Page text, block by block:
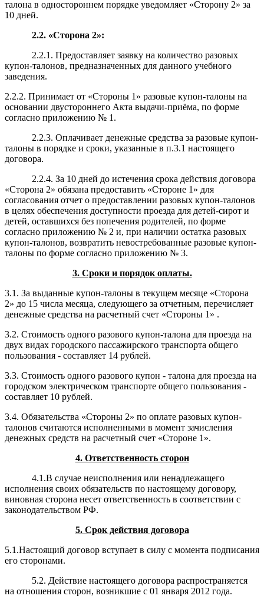
талона в одностороннем порядке уведомляет «Сторону 2» за
10 дней.
2.2. «Сторона 2»:
2.2.1.Предоставляет заявку на количество разовых
купон-талонов, предназначенных для данного учебного
заведения.
2.2.2. Принимает от «Стороны 1» разовые купон-талоны на
основании двустороннего Акта выдачи-приёма, по форме
согласно приложению № 1.
2.2.3. Оплачивает денежные средства за разовые купон-
талоны в порядке и сроки, указанные в п.3.1 настоящего
договора.
2.2.4. За 10 дней до истечения срока действия договора
«Сторона 2» обязана предоставить «Стороне 1» для
согласования отчет о предоставлении разовых купон-талонов
в целях обеспечения доступности проезда для детей-сирот и
детей, оставшихся без попечения родителей, по форме
согласно приложению № 2 и, при наличии остатка разовых
купон-талонов, возвратить невостребованные разовые купон-
талоны по форме согласно приложению № 3.
3. Сроки и порядок оплаты.
3.1. За выданные купон-талоны в текущем месяце «Сторона
2» до 15 числа месяца, следующего за отчетным, перечисляет
денежные средства на расчетный счет «Стороны 1» .
3.2. Стоимость одного разового купон-талона для проезда на
двух видах городского пассажирского транспорта общего
пользования - составляет 14 рублей.
3.3. Стоимость одного разового купон - талона для проезда на
городском электрическом транспорте общего пользования -
составляет 10 рублей.
3.4. Обязательства «Стороны 2» по оплате разовых купон-
талонов считаются исполненными в момент зачисления
денежных средств на расчетный счет «Стороне 1».
4. Ответственность сторон
4.1.В случае неисполнения или ненадлежащего
исполнения своих обязательств по настоящему договору,
виновная сторона несет ответственность в соответствии с
законодательством РФ.
5. Срок действия договора
5.1.Настоящий договор вступает в силу с момента подписания
его сторонами.
5.2. Действие настоящего договора распространяется
на отношения сторон, возникшие с 01 января 2012 года.